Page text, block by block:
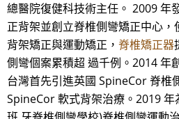
總醫院復健科技術主任。 2009 年
正背架並創立脊椎側彎矯正中心
背架矯正與運動矯正， 脊椎矯正器
側彎個案累積超 過千例。2014 年
台灣首先引進英國 SpineCor 脊椎
SpineCor 軟式背架治療。2019 年